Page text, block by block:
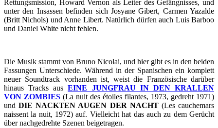
Rettungsmission, Howard Vernon als Leiter des Gefängnisses, und
unter den Insassen befinden sich Josyane Gibert, Carmen Yazalde
(Britt Nichols) und Anne Libert. Natürlich dürfen auch Luis Barboo
und Daniel White nicht fehlen.
Die Musik stammt von Bruno Nicolai, und hier gibt es in den beiden
Fassungen Unterschiede. Während in der Spanischen ein komplett
neuer Soundtrack vorhanden ist, weist die Französische darüber
hinaus Tracks ausEINE JUNGFRAU IN DEN KRALLEN
VON ZOMBIES (La nuit des étoiles filantes, 1973, gedreht 1971)
undDIE NACKTEN AUGEN DER NACHT(Les cauchemars
naissent la nuit, 1972) auf. Vielleicht hat das auch zu dem Gerücht
über nachgedrehte Szenen beigetragen.